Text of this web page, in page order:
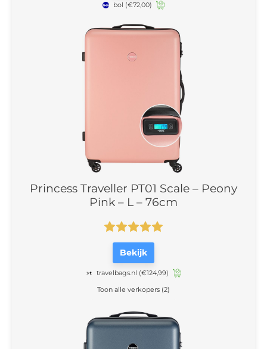
bol (€72,00)
Princess Traveller PT01 Scale – Peony
Pink – L – 76cm
Bekijk
travelbags.nl (€124,99)
Toon alle verkopers (2)